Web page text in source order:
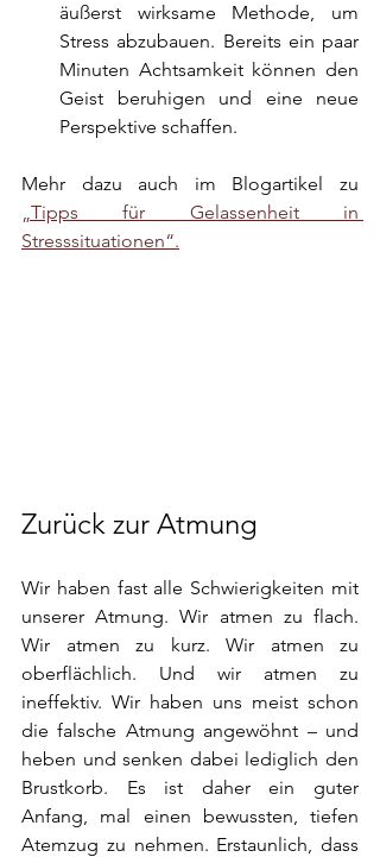
äußerst wirksame Methode, um
Stress abzubauen. Bereits ein paar
Minuten Achtsamkeit können den
Geist beruhigen und eine neue
Perspektive schaffen.
„Tipps für Gelassenheit in
Stresssituationen“.
Zurück zur Atmung
Wir haben fast alle Schwierigkeiten mit
unserer Atmung. Wir atmen zu flach.
Wir atmen zu kurz. Wir atmen zu
oberflächlich. Und wir atmen zu
ineffektiv. Wir haben uns meist schon
die falsche Atmung angewöhnt – und
heben und senken dabei lediglich den
Brustkorb. Es ist daher ein guter
Anfang, mal einen bewussten, tiefen
Atemzug zu nehmen. Erstaunlich, dass